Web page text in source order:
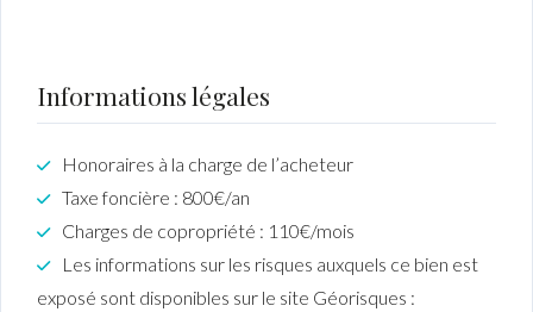
Informations légales
Honoraires à la charge de l’acheteur
Taxe foncière : 800€/an
Charges de copropriété : 110€/mois
Les informations sur les risques auxquels ce bien est
exposé sont disponibles sur le site Géorisques :